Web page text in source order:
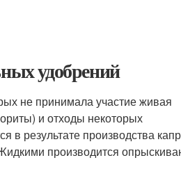
удобрений
не принимала участие живая
и отходы некоторых
результате производства
производится